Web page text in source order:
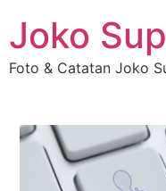
Joko
Foto & Catatan Joko